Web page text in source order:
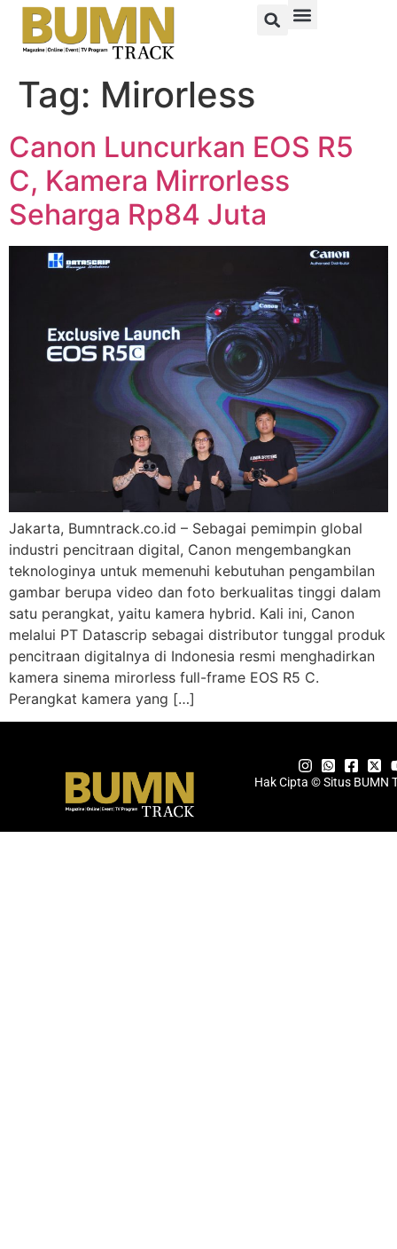
Tag: Mirorless
Canon Luncurkan EOS R5
C, Kamera Mirrorless
Seharga Rp84 Juta
Jakarta, Bumntrack.co.id – Sebagai pemimpin global
industri pencitraan digital, Canon mengembangkan
teknologinya untuk memenuhi kebutuhan pengambilan
gambar berupa video dan foto berkualitas tinggi dalam
satu perangkat, yaitu kamera hybrid. Kali ini, Canon
melalui PT Datascrip sebagai distributor tunggal produk
pencitraan digitalnya di Indonesia resmi menghadirkan
kamera sinema mirorless full-frame EOS R5 C.
Perangkat kamera yang […]
Hak Cipta © Situs BUMN